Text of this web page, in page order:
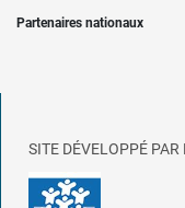
Partenaires nationaux
SITE DÉVELOPPÉ